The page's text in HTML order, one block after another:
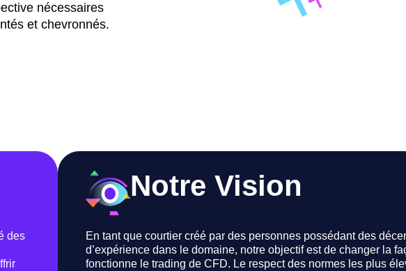
nécessaires
et chevronnés.
des
Notre Vision
En tant que courtier créé par des personnes possédant des
d’expérience dans le domaine, notre objectif est de changer la
fonctionne le trading de CFD. Le respect des normes les plus